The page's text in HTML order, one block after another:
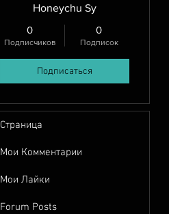
Honeychu Sy
0
Подписчиков
0
Подписок
Подписаться
Страница
Мои Комментарии
Мои Лайки
Forum Posts